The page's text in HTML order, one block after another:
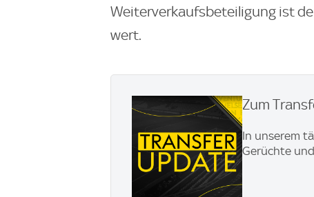
Weiterverkaufsbeteiligung ist
wert.
Zum
In unserem
Gerüchte